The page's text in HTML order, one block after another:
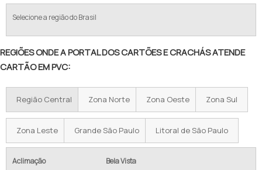
Selecione a região do Brasil
REGIÕES ONDE A PORTAL DOS CARTÕES E CRACHÁS ATENDE
CARTÃO EM PVC:
Região Central Zona Norte Zona Oeste Zona Sul
Zona Leste Grande São Paulo Litoral de São Paulo
Aclimação
Bela Vista